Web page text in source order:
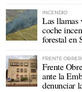
INCENDIO
Las llamas
coche
forestal en
FRENTE
Frente
ante la
denunciar